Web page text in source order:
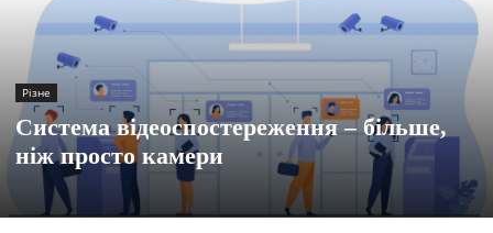
Різне
Система відеоспостереження – більше,
ніж просто камери